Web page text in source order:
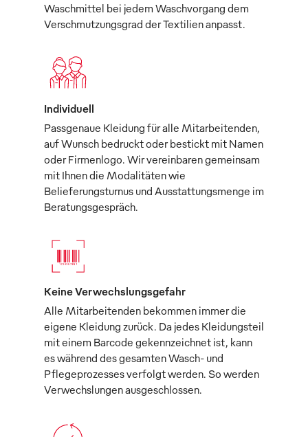
Waschmittel bei jedem Waschvorgang dem
Verschmutzungsgrad der Textilien anpasst.
Individuell
Passgenaue Kleidung für alle Mitarbeitenden,
auf Wunsch bedruckt oder bestickt mit Namen
oder Firmenlogo. Wir vereinbaren gemeinsam
mit Ihnen die Modalitäten wie
Belieferungsturnus und Ausstattungsmenge im
Beratungsgespräch.
Keine Verwechslungsgefahr
Alle Mitarbeitenden bekommen immer die
eigene Kleidung zurück. Da jedes Kleidungsteil
mit einem Barcode gekennzeichnet ist, kann
es während des gesamten Wasch- und
Pflegeprozesses verfolgt werden. So werden
Verwechslungen ausgeschlossen.